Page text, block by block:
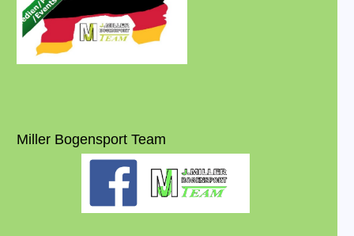
Miller Bogensport Team